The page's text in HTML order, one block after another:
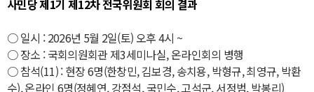
사민당 제1기 제12차 전국위원회 회의 결과
○ 일시 : 2026년 5월 2일(토) 오후 4시 ~
○ 장소 : 국회의원회관 제3세미나실, 온라인회의 병행
○ 참석(11) : 현장 6명(한창민, 김보경, 송치용, 박형규, 최영규, 박환
수), 온라인 6명(정혜연, 강점석, 국민수, 고석군, 서정범, 박봉리)